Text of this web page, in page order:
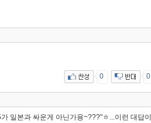
0 0
일본과 싸운게 아닌가용~???"ㅎ...이런 대답이